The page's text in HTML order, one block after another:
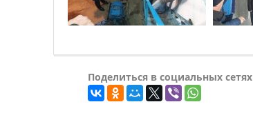
Поделиться в социальных сетях